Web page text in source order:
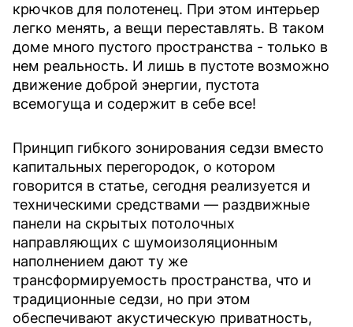
крючков для полотенец. При этом интерьер
легко менять, а вещи переставлять. В таком
доме много пустого пространства - только в
нем реальность. И лишь в пустоте возможно
движение доброй энергии, пустота
всемогуща и содержит в себе все!
Принцип гибкого зонирования седзи вместо
капитальных перегородок, о котором
говорится в статье, сегодня реализуется и
техническими средствами — раздвижные
панели на скрытых потолочных
направляющих с шумоизоляционным
наполнением дают ту же
трансформируемость пространства, что и
традиционные седзи, но при этом
обеспечивают акустическую приватность,